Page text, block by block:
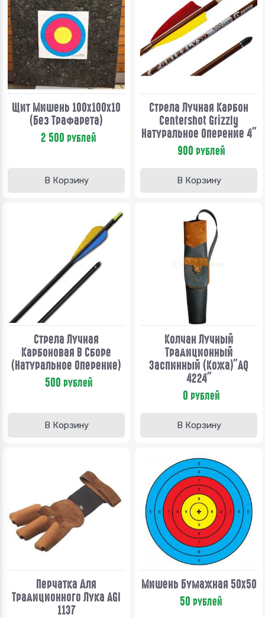
Щит Мишень 100х100х10
(без Трафарета)
2 500 рублей
В Корзину
Стрела Лучная Карбон
Centershot Grizzly
Натуральное Оперение 4"
900 рублей
В Корзину
Стрела Лучная
Карбоновая В Сборе
(натуральное Оперение)
500 рублей
В Корзину
Колчан Лучный
Традиционный
Заспинный (кожа)"AQ
4224"
0 рублей
В Корзину
Перчатка Для
Традиционного Лука AGI
1137
Мишень Бумажная 50х50
50 рублей